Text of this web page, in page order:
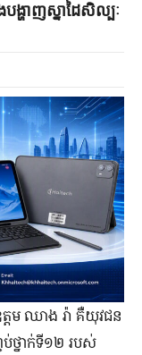
ង្ហាញស្នាដៃសិល្បៈ
តម ឈាង រ៉ា គឺយុវជន
ថ្នាក់​ទី​១២ របស់​